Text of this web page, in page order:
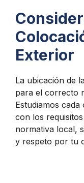
Exterior
La ubicación de
para el correcto
Estudiamos
con los
normativa local,
y respeto por tu